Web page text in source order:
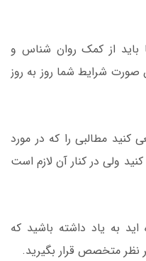
باید از کمک روان شناس و
شرایط شما روز به روز
باشد سعی کنید مطالبی را که در مورد
ولی در کنار آن لازم است
اید به یاد داشته باشید که
نظر متخصص قرار بگیرید.